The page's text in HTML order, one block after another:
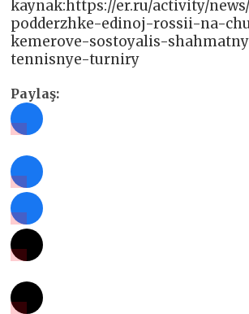
kaynak:https://er.ru/activity/
podderzhke-edinoj-rossii-na-
kemerove-sostoyalis-
tennisnye-turniry
Paylaş: